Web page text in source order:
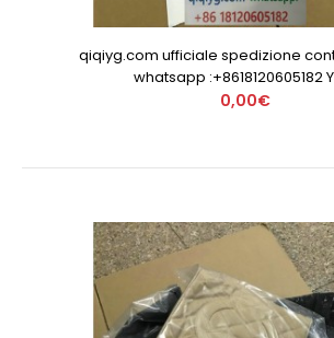
qiqiyg.com ufficiale spedizione
whatsapp :+8618120605182
0,00€